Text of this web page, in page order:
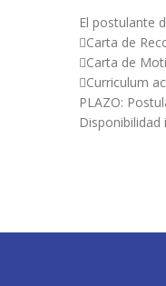
El postulante
Carta de
Carta de
Curriculum
PLAZO:
Disponibilidad